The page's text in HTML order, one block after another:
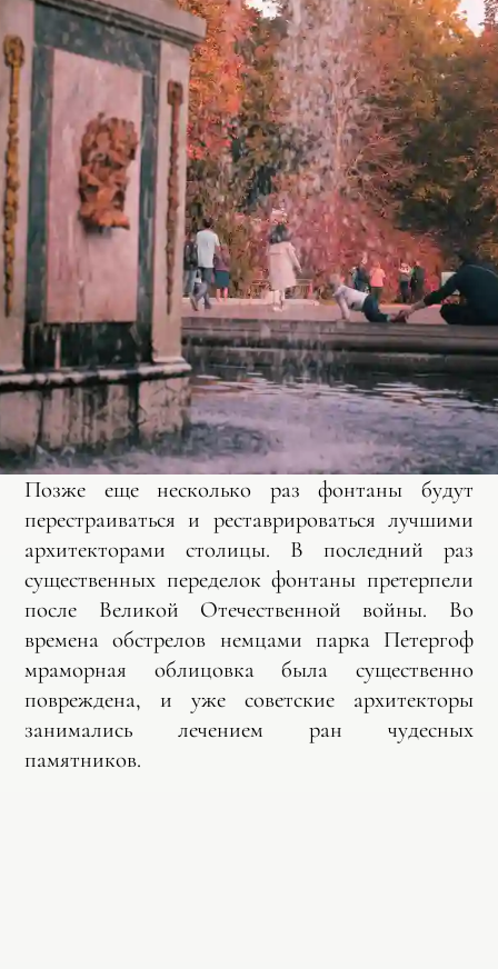
Позже еще несколько раз фонтаны будут
перестраиваться и реставрироваться лучшими
архитекторами столицы. В последний раз
существенных переделок фонтаны претерпели
после Великой Отечественной войны. Во
времена обстрелов немцами парка Петергоф
мраморная облицовка была существенно
повреждена, и уже советские архитекторы
занимались лечением ран чудесных
памятников.